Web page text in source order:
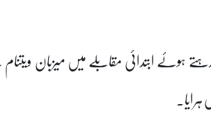
ہوئے ابتدائی مقابلے میں میزبان